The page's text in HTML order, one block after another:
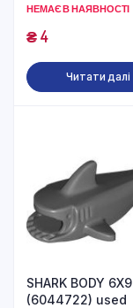
НЕМАЄ В НАЯВНОСТІ
₴4
Читати далі
SHARK BODY 6X9
(6044722) used